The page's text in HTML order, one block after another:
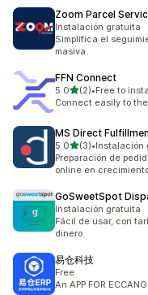
Zoom Parcel
Instalación gratuita
Simplifica el
masiva.
FFN Connect
5.0de 5 estrellas
(2)
2 reseñas en total
•Free to
Connect easily to
MS Direct
5.0de 5 estrellas
(3)
3 reseñas en total
•Instalación
Preparación de
online en
GoSweetSpot
Instalación gratuita
Fácil de usar, con
dinero.
易仓科技
Free
An APP FOR